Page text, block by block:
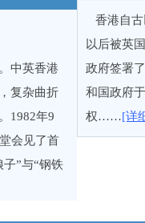
中英香港
复杂曲折
1982年9
会见了首
”与“钢铁
香港自古
以后被英
政府签署
和国政府
权……[详